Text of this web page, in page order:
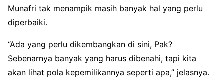
Munafri tak menampik masih banyak hal yang perlu
diperbaiki.
“Ada yang perlu dikembangkan di sini, Pak?
Sebenarnya banyak yang harus dibenahi, tapi kita
akan lihat pola kepemilikannya seperti apa,” jelasnya.